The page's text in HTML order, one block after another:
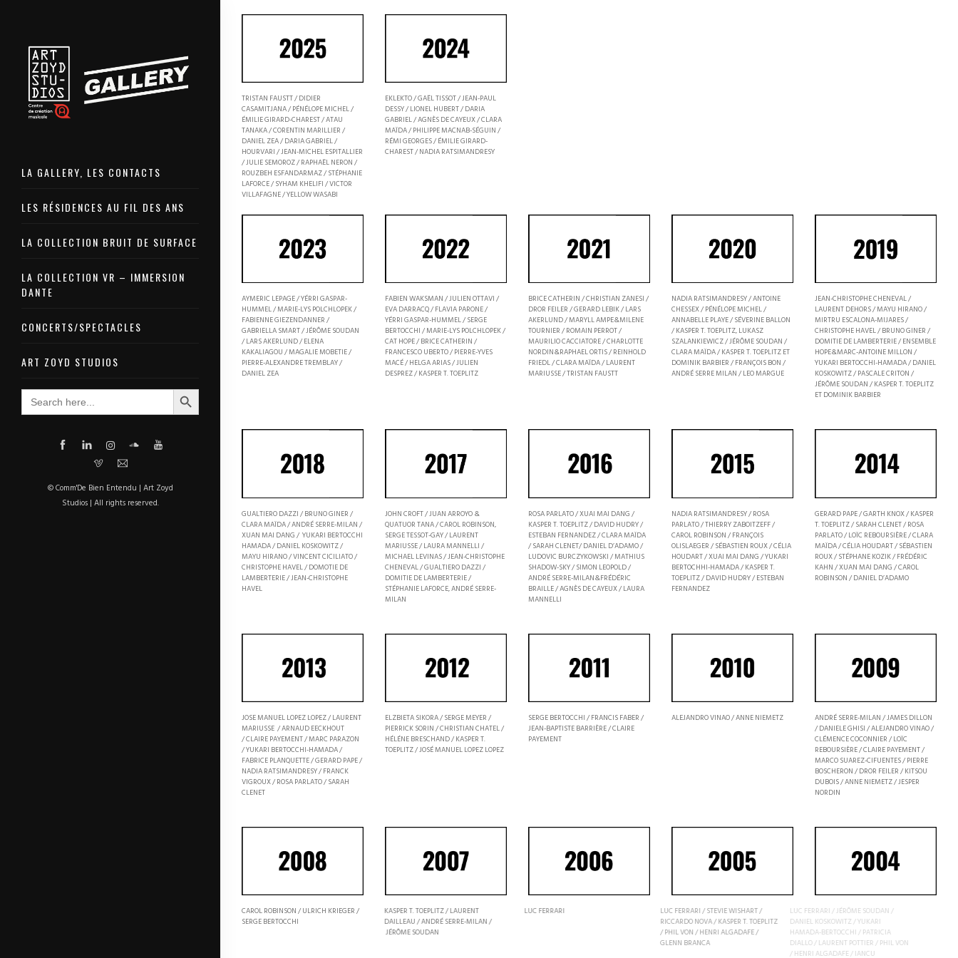
LA GALLERY, LES CONTACTS
LES RÉSIDENCES AU FIL DES ANS
LA COLLECTION BRUIT DE SURFACE
LA COLLECTION VR – IMMERSION
DANTE
CONCERTS/SPECTACLES
ART ZOYD STUDIOS
Search
for:
Search Button
© Comm'De Bien Entendu | Art Zoyd
Studios | All rights reserved.
TRISTAN FAUSTT / DIDIER
CASAMITJANA / PÉNÉLOPE MICHEL /
ÉMILIE GIRARD-CHAREST / ATAU
TANAKA / CORENTIN MARILLIER /
DANIEL ZEA / DARIA GABRIEL /
HOURVARI / JEAN-MICHEL ESPITALLIER
/ JULIE SEMOROZ / RAPHAËL NERON /
ROUZBEH ESFANDARMAZ / STÉPHANIE
LAFORCE / SYHAM KHELIFI / VICTOR
VILLAFAGNE / YELLOW WASABI
EKLEKTO / GAËL TISSOT / JEAN-PAUL
DESSY / LIONEL HUBERT / DARIA
GABRIEL / AGNÈS DE CAYEUX / CLARA
MAÏDA / PHILIPPE MACNAB-SÉGUIN /
RÉMI GEORGES / ÉMILIE GIRARD-
CHAREST / NADIA RATSIMANDRESY
AYMERIC LEPAGE / YÉRRI GASPAR-
HUMMEL / MARIE-LYS POLCHLOPEK /
FABIENNE GIEZENDANNER /
GABRIELLA SMART / JÉRÔME SOUDAN
/ LARS AKERLUND / ELENA
KAKALIAGOU / MAGALIE MOBETIE /
PIERRE-ALEXANDRE TREMBLAY /
DANIEL ZEA
FABIEN WAKSMAN / JULIEN OTTAVI /
EVA DARRACQ / FLAVIA PARONE /
YÉRRI GASPAR-HUMMEL / SERGE
BERTOCCHI / MARIE-LYS POLCHLOPEK /
CAT HOPE / BRICE CATHERIN /
FRANCESCO UBERTO / PIERRE-YVES
MACÉ / HELGA ARIAS / JULIEN
DESPREZ / KASPER T. TOEPLITZ
BRICE CATHERIN / CHRISTIAN ZANESI /
DROR FEILER / GERARD LEBIK / LARS
AKERLUND / MARYLL AMPE&MILENE
TOURNIER / ROMAIN PERROT /
MAURILIO CACCIATORE / CHARLOTTE
NORDIN&RAPHAEL ORTIS / REINHOLD
FRIEDL / CLARA MAÏDA / LAURENT
MARIUSSE / TRISTAN FAUSTT
NADIA RATSIMANDRESY / ANTOINE
CHESSEX / PÉNÉLOPE MICHEL /
ANNABELLE PLAYE / SÉVERINE BALLON
/ KASPER T. TOEPLITZ, LUKASZ
SZALANKIEWICZ / JÉRÔME SOUDAN /
CLARA MAÏDA / KASPER T. TOEPLITZ ET
DOMINIK BARBIER / FRANÇOIS BON /
ANDRÉ SERRE MILAN / LEO MARGUE
JEAN-CHRISTOPHE CHENEVAL /
LAURENT DEHORS / MAYU HIRANO /
MIRTRU ESCALONA-MIJARES /
CHRISTOPHE HAVEL / BRUNO GINER /
DOMITIE DE LAMBERTERIE / ENSEMBLE
HOPE&MARC-ANTOINE MILLON /
YUKARI BERTOCCHI-HAMADA / DANIEL
KOSKOWITZ / PASCALE CRITON /
JÉRÔME SOUDAN / KASPER T. TOEPLITZ
ET DOMINIK BARBIER
GUALTIERO DAZZI / BRUNO GINER /
CLARA MAÏDA / ANDRÉ SERRE-MILAN /
XUAN MAI DANG / YUKARI BERTOCCHI
HAMADA / DANIEL KOSKOWITZ /
MAYU HIRANO / VINCENT CICILIATO /
CHRISTOPHE HAVEL / DOMOTIE DE
LAMBERTERIE / JEAN-CHRISTOPHE
HAVEL
JOHN CROFT / JUAN ARROYO &
QUATUOR TANA / CAROL ROBINSON,
SERGE TESSOT-GAY / LAURENT
MARIUSSE / LAURA MANNELLI /
MICHAEL LEVINAS / JEAN-CHRISTOPHE
CHENEVAL / GUALTIERO DAZZI /
DOMITIE DE LAMBERTERIE /
STÉPHANIE LAFORCE, ANDRÉ SERRE-
MILAN
ROSA PARLATO / XUAI MAI DANG /
KASPER T. TOEPLITZ / DAVID HUDRY /
ESTEBAN FERNANDEZ / CLARA MAÏDA
/ SARAH CLENET/ DANIEL D’ADAMO /
LUDOVIC BURCZYKOWSKI / MATHIUS
SHADOW-SKY / SIMON LEOPOLD /
ANDRÉ SERRE-MILAN&FRÉDÉRIC
BRAILLE / AGNÈS DE CAYEUX / LAURA
MANNELLI
NADIA RATSIMANDRESY / ROSA
PARLATO / THIERRY ZABOITZEFF /
CAROL ROBINSON / FRANÇOIS
OLISLAEGER / SÉBASTIEN ROUX / CÉLIA
HOUDART / XUAI MAI DANG / YUKARI
BERTOCHHI-HAMADA / KASPER T.
TOEPLITZ / DAVID HUDRY / ESTEBAN
FERNANDEZ
GERARD PAPE / GARTH KNOX / KASPER
T. TOEPLITZ / SARAH CLENET / ROSA
PARLATO / LOÏC REBOURSIÈRE / CLARA
MAÏDA / CÉLIA HOUDART / SÉBASTIEN
ROUX / STÉPHANE KOZIK / FRÉDÉRIC
KAHN / XUAN MAI DANG / CAROL
ROBINSON / DANIEL D’ADAMO
JOSE MANUEL LOPEZ LOPEZ / LAURENT
MARIUSSE / ARNAUD EECKHOUT
/ CLAIRE PAYEMENT / MARC PARAZON
/ YUKARI BERTOCCHI-HAMADA /
FABRICE PLANQUETTE / GERARD PAPE /
NADIA RATSIMANDRESY / FRANCK
VIGROUX / ROSA PARLATO / SARAH
CLENET
ELZBIETA SIKORA / SERGE MEYER /
PIERRICK SORIN / CHRISTIAN CHATEL /
HÉLÉNE BRESCHAND / KASPER T.
TOEPLITZ / JOSÉ MANUEL LOPEZ LOPEZ
SERGE BERTOCCHI / FRANCIS FABER /
JEAN-BAPTISTE BARRIÈRE / CLAIRE
PAYEMENT
ALEJANDRO VINAO / ANNE NIEMETZ
ANDRÉ SERRE-MILAN / JAMES DILLON
/ DANIELE GHISI / ALEJANDRO VINAO /
CLÉMENCE COCONNIER / LOÏC
REBOURSIÈRE / CLAIRE PAYEMENT /
MARCO SUAREZ-CIFUENTES / PIERRE
BOSCHERON / DROR FEILER / KITSOU
DUBOIS / ANNE NIEMETZ / JESPER
NORDIN
CAROL ROBINSON / ULRICH KRIEGER /
SERGE BERTOCCHI
KASPER T. TOEPLITZ / LAURENT
DAILLEAU / ANDRÉ SERRE-MILAN /
JÉRÔME SOUDAN
LUC FERRARI
LUC FERRARI / STEVIE WISHART /
RICCARDO NOVA / KASPER T. TOEPLITZ
/ PHIL VON / HENRI ALGADAFE /
GLENN BRANCA
LUC FERRARI / JÉRÔME SOUDAN /
DANIEL KOSKOWITZ / YUKARI
HAMADA-BERTOCCHI / PATRICIA
DIALLO / LAURENT POTTIER / PHIL VON
/ HENRI ALGADAFE / IANCU